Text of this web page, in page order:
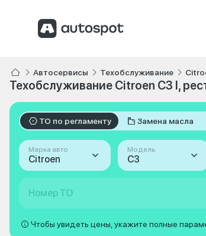
Автосервисы Техобслуживание
Техобслуживание Citroen C3 I,
ТО по регламенту Замена масла
Марка авто
Citroen
Модель
C3
Номер ТО
Чтобы увидеть цены, укажите полные